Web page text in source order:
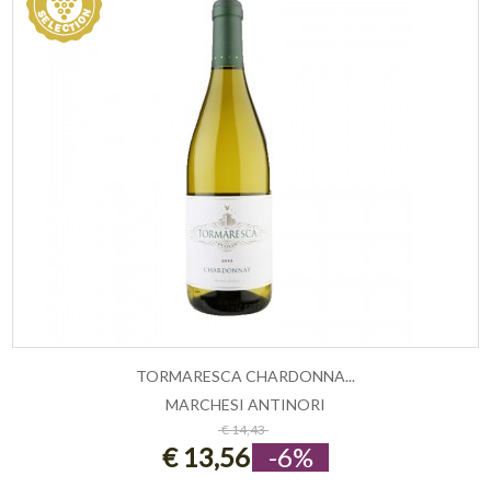
ESAURITO
TORMARESCA CHARDONNA...
MARCHESI ANTINORI
€ 14,43
€ 13,56 -6%